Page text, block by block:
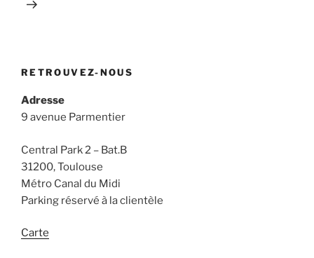
RETROUVEZ-NOUS
Adresse
9 avenue Parmentier
Central Park 2 – Bat.B
31200, Toulouse
Métro Canal du Midi
Parking réservé à la clientèle
Carte